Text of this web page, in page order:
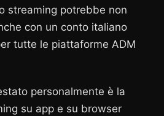
streaming potrebbe non
con un conto italiano
tutte le piattaforme ADM
personalmente è la
su app e su browser